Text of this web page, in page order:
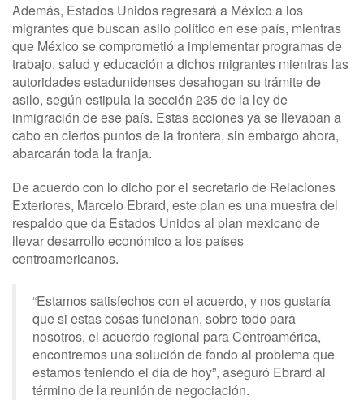
Además, Estados Unidos regresará a México a los
migrantes que buscan asilo político en ese país, mientras
que México se comprometió a implementar programas de
trabajo, salud y educación a dichos migrantes mientras las
autoridades estadunidenses desahogan su trámite de
asilo, según estipula la sección 235 de la ley de
inmigración de ese país. Estas acciones ya se llevaban a
cabo en ciertos puntos de la frontera, sin embargo ahora,
abarcarán toda la franja.
De acuerdo con lo dicho por el secretario de Relaciones
Exteriores, Marcelo Ebrard, este plan es una muestra del
respaldo que da Estados Unidos al plan mexicano de
llevar desarrollo económico a los países
centroamericanos.
“Estamos satisfechos con el acuerdo, y nos gustaría
que si estas cosas funcionan, sobre todo para
nosotros, el acuerdo regional para Centroamérica,
encontremos una solución de fondo al problema que
estamos teniendo el día de hoy”, aseguró Ebrard al
término de la reunión de negociación.